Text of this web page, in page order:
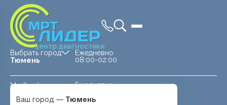
центр диагностики
Выбрать город
Тюмень
Medland —
Тюмень
Ежедневно
08:00-02:00
Ежедневно
Перейти
Ваш город — Тюмень